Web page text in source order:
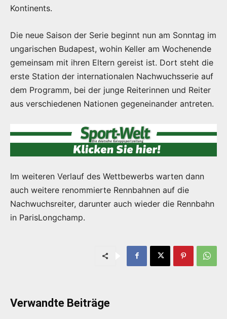
Kontinents.
Die neue Saison der Serie beginnt nun am Sonntag im
ungarischen Budapest, wohin Keller am Wochenende
gemeinsam mit ihren Eltern gereist ist. Dort steht die
erste Station der internationalen Nachwuchsserie auf
dem Programm, bei der junge Reiterinnen und Reiter
aus verschiedenen Nationen gegeneinander antreten.
Im weiteren Verlauf des Wettbewerbs warten dann
auch weitere renommierte Rennbahnen auf die
Nachwuchsreiter, darunter auch wieder die Rennbahn
in ParisLongchamp.
Verwandte Beiträge